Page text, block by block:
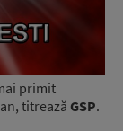
primit
titrează GSP.